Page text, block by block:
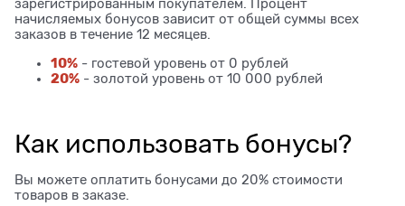
зарегистрированным покупателем. Процент
начисляемых бонусов зависит от общей суммы всех
заказов в течение 12 месяцев.
10% - гостевой уровень от 0 рублей
20% - золотой уровень от 10 000 рублей
Как использовать бонусы?
Вы можете оплатить бонусами до 20% стоимости
товаров в заказе.